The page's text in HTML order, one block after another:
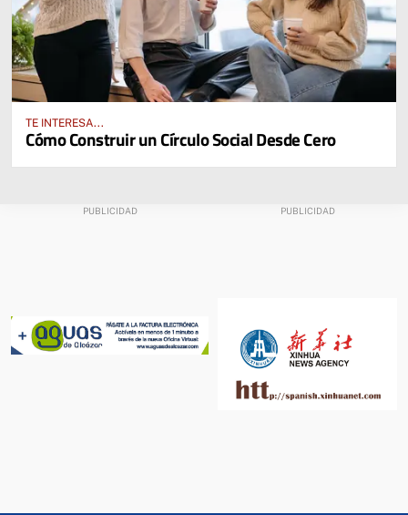
TE INTERESA...
Cómo Construir un Círculo Social Desde Cero